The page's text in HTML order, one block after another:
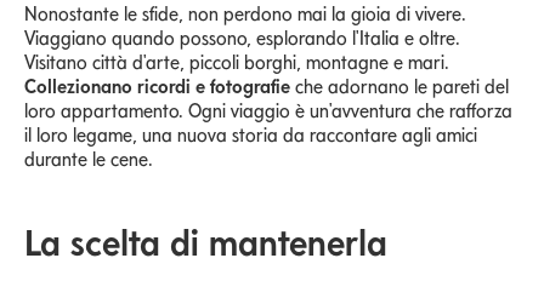
Nonostante le sfide, non perdono mai la gioia di vivere.
Viaggiano quando possono, esplorando l'Italia e oltre.
Visitano città d'arte, piccoli borghi, montagne e mari.
Collezionano ricordi e fotografie che adornano le pareti del
loro appartamento. Ogni viaggio è un'avventura che rafforza
il loro legame, una nuova storia da raccontare agli amici
durante le cene.
La scelta di mantenerla